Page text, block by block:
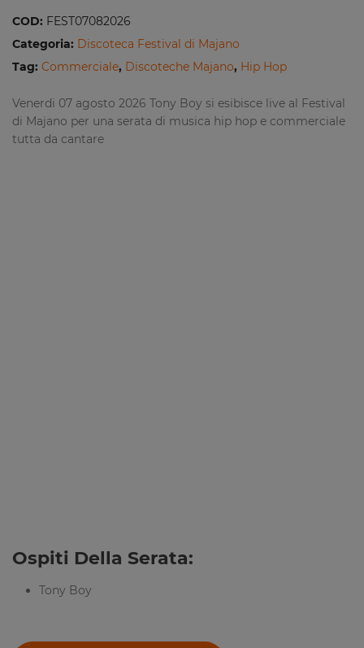
COD: FEST07082026
Categoria: Discoteca Festival di Majano
Tag: Commerciale, Discoteche Majano, Hip Hop
Venerdi 07 agosto 2026 Tony Boy si esibisce live al Festival
di Majano per una serata di musica hip hop e commerciale
tutta da cantare
Ospiti Della Serata:
Tony Boy